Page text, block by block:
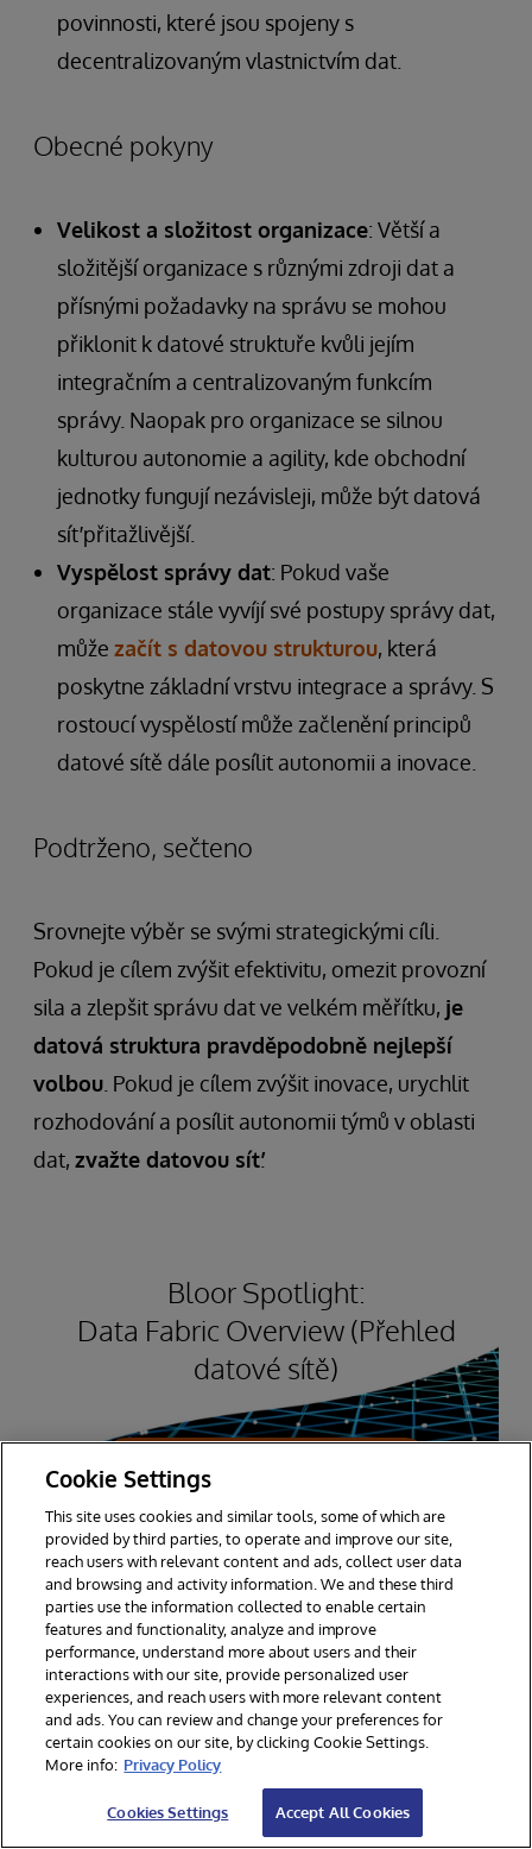
povinnosti, které jsou spojeny s
decentralizovaným vlastnictvím dat.
Obecné pokyny
Velikost a složitost organizace: Větší a
složitější organizace s různými zdroji dat a
přísnými požadavky na správu se mohou
přiklonit k datové struktuře kvůli jejím
integračním a centralizovaným funkcím
správy. Naopak pro organizace se silnou
kulturou autonomie a agility, kde obchodní
jednotky fungují nezávisleji, může být datová
síť přitažlivější.
Vyspělost správy dat: Pokud vaše
organizace stále vyvíjí své postupy správy dat,
může začít s datovou strukturou, která
poskytne základní vrstvu integrace a správy. S
rostoucí vyspělostí může začlenění principů
datové sítě dále posílit autonomii a inovace.
Podtrženo, sečteno
Srovnejte výběr se svými strategickými cíli.
Pokud je cílem zvýšit efektivitu, omezit provozní
sila a zlepšit správu dat ve velkém měřítku, je
datová struktura pravděpodobně nejlepší
volbou . Pokud je cílem zvýšit inovace, urychlit
rozhodování a posílit autonomii týmů v oblasti
dat, zvažte datovou síť.
Bloor Spotlight:
Data Fabric Overview (Přehled
datové sítě)
Podrobnější technická srovnání
Přístup k datům a jejich správa
je navržena tak, aby
poskytovala jednotnou a konzistentní vrstvu
Cookie Settings
This site uses cookies and similar tools, some of which are
provided by third parties, to operate and improve our site,
reach users with relevant content and ads, collect user data
and browsing and activity information. We and these third
parties use the information collected to enable certain
features and functionality, analyze and improve
performance, understand more about users and their
interactions with our site, provide personalized user
experiences, and reach users with more relevant content
and ads. You can review and change your preferences for
certain cookies on our site, by clicking Cookie Settings.
More info: Privacy Policy
Cookies Settings Accept All Cookies